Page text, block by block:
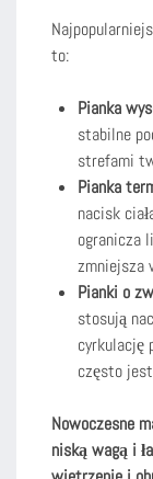
to:
Pianka
stabilne
strefami
Pianka
nacisk
ogranicza
zmniejsza
Pianki o
stosują
cyrkulację
często
Nowoczesne
niską wagą i